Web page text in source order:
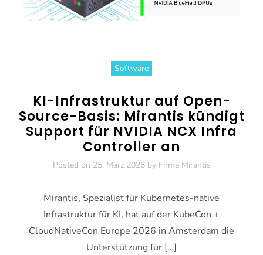
Software
KI-Infrastruktur auf Open-
Source-Basis: Mirantis kündigt
Support für NVIDIA NCX Infra
Controller an
Posted on 25. März 2026by Firma Mirantis
Mirantis, Spezialist für Kubernetes-native
Infrastruktur für KI, hat auf der KubeCon +
CloudNativeCon Europe 2026 in Amsterdam die
Unterstützung für […]